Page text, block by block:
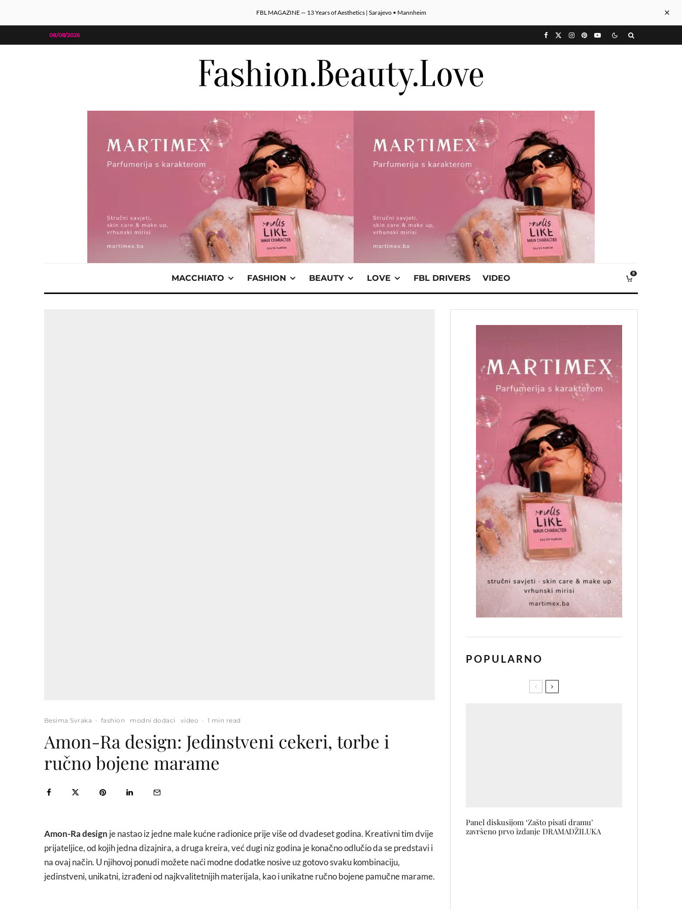
FBL MAGAZINE — 13 Years of Aesthetics | Sarajevo • Mannheim
08/08/2026
MACCHIATO FASHION BEAUTY LOVE FBL DRIVERS VIDEO 0
Besima Svraka · fashion modni dodaci video · 1 min read
Amon-Ra design: Jedinstveni cekeri, torbe i
ručno bojene marame
Amon-Ra design je nastao iz jedne male kućne radionice prije više od dvadeset godina. Kreativni tim dvije
prijateljice, od kojih jedna dizajnira, a druga kreira, već dugi niz godina je konačno odlučio da se predstavi i
na ovaj način. U njihovoj ponudi možete naći modne dodatke nosive uz gotovo svaku kombinaciju,
jedinstveni, unikatni, izrađeni od najkvalitetnijih materijala, kao i unikatne ručno bojene pamučne marame.
POPULARNO
Panel diskusijom ‘Zašto pisati dramu’
završeno prvo izdanje DRAMADŽILUKA